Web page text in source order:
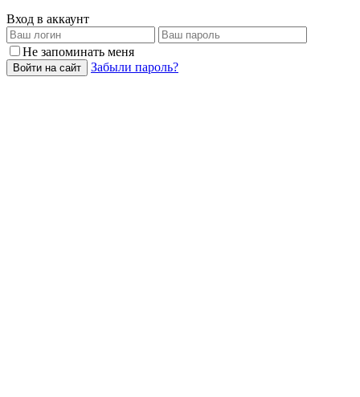
Вход в аккаунт
Не запоминать меня
Войти на сайт Забыли пароль?